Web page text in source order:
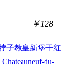
￥128
子教皇新堡干红
du-